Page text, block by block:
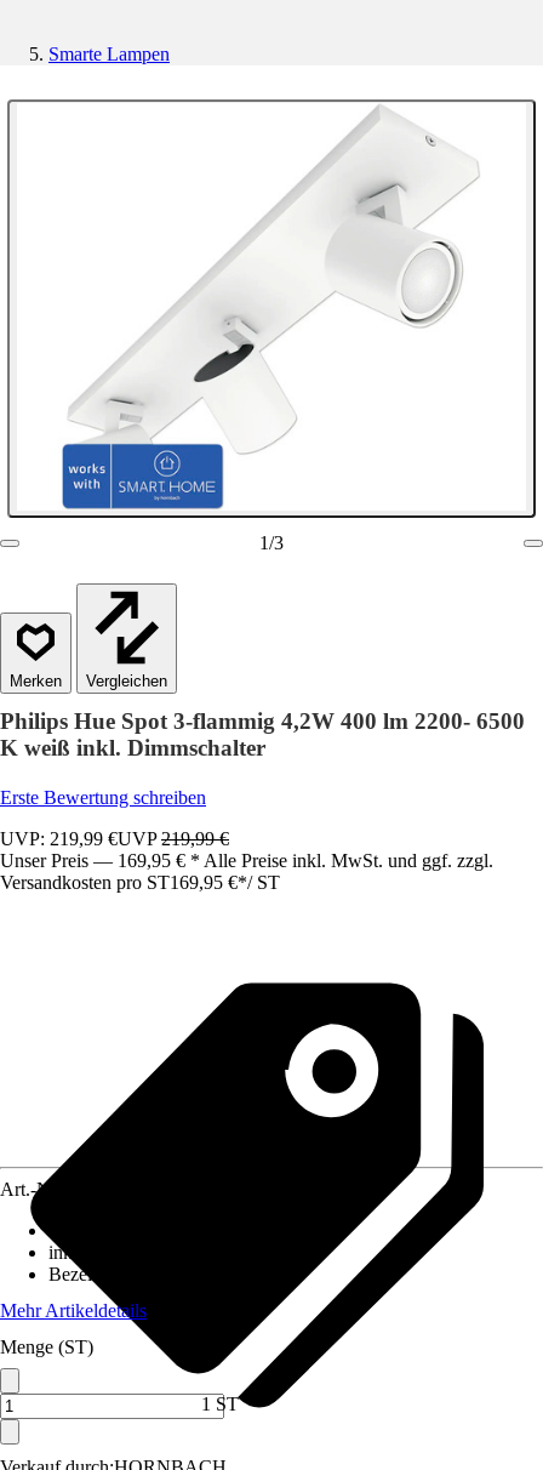
Smarte Lampen
1/3
Vergleichen
Philips Hue Spot 3-flammig 4,2W 400 lm 2200- 6500
K weiß inkl. Dimmschalter
Erste Bewertung schreiben
UVP: 219,99 €UVP219,99 €
Unser Preis — 169,95 € * Alle Preise inkl. MwSt. und ggf. zzgl.
Versandkosten pro ST169,95 €*/ ST
Art.-Nr.
inklusive Leuchtmittel
Bezeichnung Fassung
Mehr Artikeldetails
Menge (ST)
1 ST